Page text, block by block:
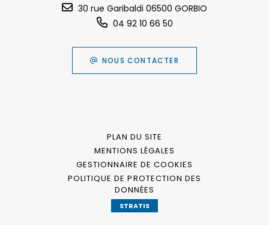
30 rue Garibaldi 06500 GORBIO
04 92 10 66 50
NOUS CONTACTER
PLAN DU SITE
MENTIONS LÉGALES
GESTIONNAIRE DE COOKIES
POLITIQUE DE PROTECTION DES
DONNÉES
STRATIS